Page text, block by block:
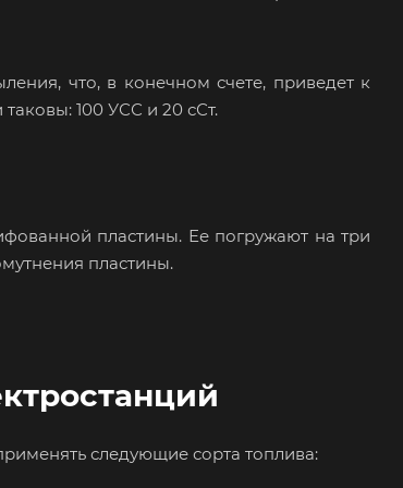
что, в конечном счете, приведет к
100 УСС и 20 сСт.
пластины. Ее погружают на три
пластины.
следующие сорта топлива: